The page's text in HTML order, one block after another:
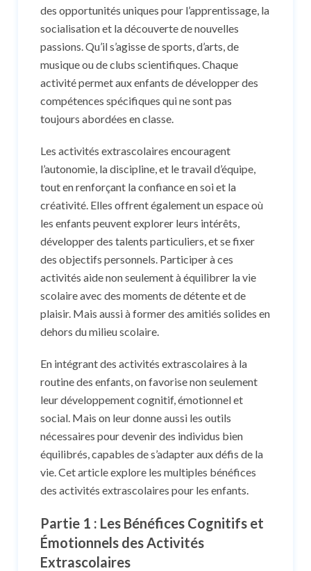
des opportunités uniques pour l’apprentissage, la
socialisation et la découverte de nouvelles
passions. Qu’il s’agisse de sports, d’arts, de
musique ou de clubs scientifiques. Chaque
activité permet aux enfants de développer des
compétences spécifiques qui ne sont pas
toujours abordées en classe.
Les activités extrascolaires encouragent
l’autonomie, la discipline, et le travail d’équipe,
tout en renforçant la confiance en soi et la
créativité. Elles offrent également un espace où
les enfants peuvent explorer leurs intérêts,
développer des talents particuliers, et se fixer
des objectifs personnels. Participer à ces
activités aide non seulement à équilibrer la vie
scolaire avec des moments de détente et de
plaisir. Mais aussi à former des amitiés solides en
dehors du milieu scolaire.
En intégrant des activités extrascolaires à la
routine des enfants, on favorise non seulement
leur développement cognitif, émotionnel et
social. Mais on leur donne aussi les outils
nécessaires pour devenir des individus bien
équilibrés, capables de s’adapter aux défis de la
vie. Cet article explore les multiples bénéfices
des activités extrascolaires pour les enfants.
Partie 1 : Les Bénéfices Cognitifs et
Émotionnels des Activités
Extrascolaires